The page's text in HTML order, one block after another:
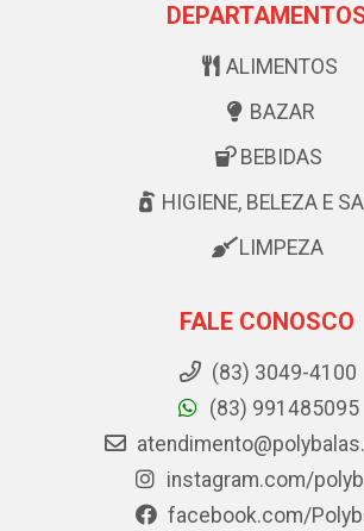
ALIMENTOS
BAZAR
BEBIDAS
HIGIENE, BELEZA E
LIMPEZA
FALE CONOSCO
(83) 3049-4100
(83) 991485095
instagram.com/
facebook.com/